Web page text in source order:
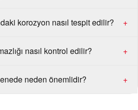
korozyon nasıl tespit edilir? +
nasıl kontrol edilir? +
neden önemlidir? +